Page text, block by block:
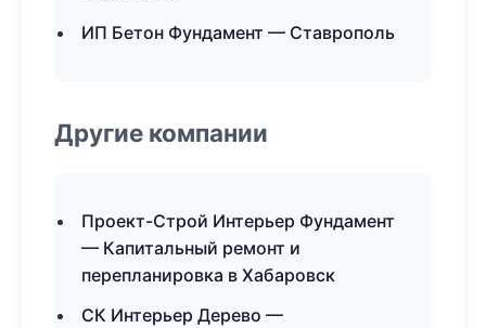
ИП Бетон Фундамент — Ставрополь
Другие компании
Проект-Строй Интерьер Фундамент
— Капитальный ремонт и
перепланировка в Хабаровск
СК Интерьер Дерево —